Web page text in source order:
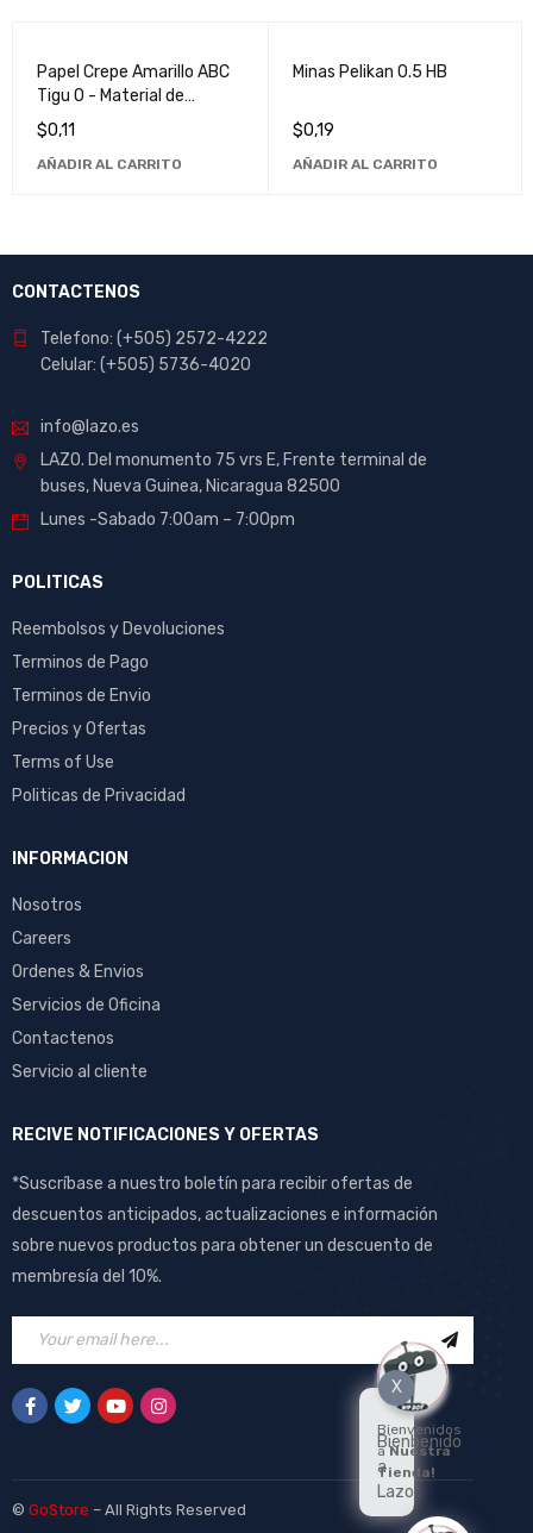
Papel Crepe Amarillo ABC
Tigu O - Material de
Manualidades de Alta
Calidad
$0,11
AÑADIR AL CARRITO
Minas Pelikan 0.5 HB
$0,19
AÑADIR AL CARRITO
CONTACTENOS
Telefono: (+505) 2572-4222
Celular: (+505) 5736-4020
info@lazo.es
LAZO. Del monumento 75 vrs E, Frente terminal de
buses, Nueva Guinea, Nicaragua 82500
Lunes -Sabado 7:00am – 7:00pm
POLITICAS
Reembolsos y Devoluciones
Terminos de Pago
Terminos de Envio
Precios y Ofertas
Terms of Use
Politicas de Privacidad
INFORMACION
Nosotros
Careers
Ordenes & Envios
Servicios de Oficina
Contactenos
Servicio al cliente
RECIVE NOTIFICACIONES Y OFERTAS
*Suscríbase a nuestro boletín para recibir ofertas de
descuentos anticipados, actualizaciones e información
sobre nuevos productos para obtener un descuento de
membresía del 10%.
© GoStore – All Rights Reserved
X
Bienvenidos
aNuestra
Tienda!
Bienbenido
a
Lazo